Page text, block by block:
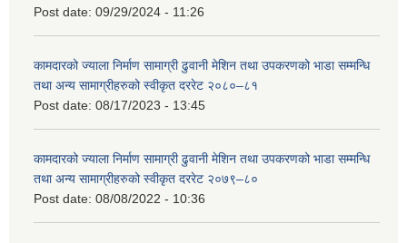
Post date: 09/29/2024 - 11:26
कामदारको ज्याला निर्माण सामाग्री ढुवानी मेशिन तथा उपकरणको भाडा सम्मन्धि
तथा अन्य सामाग्रीहरुको स्वीकृत दररेट २०८०–८१
Post date: 08/17/2023 - 13:45
कामदारको ज्याला निर्माण सामाग्री ढुवानी मेशिन तथा उपकरणको भाडा सम्मन्धि
तथा अन्य सामाग्रीहरुको स्वीकृत दररेट २०७९–८०
Post date: 08/08/2022 - 10:36